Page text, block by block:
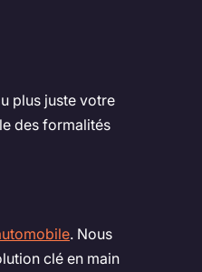
plus juste votre
des formalités
. Nous
clé en main